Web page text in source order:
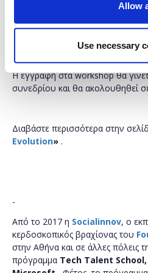
Allow
Use necessary
σχετικά με τον τρόπο που η
και να συμμετέχουν σε
εκπαίδευσης όπωςMindcraft,
Η εγγραφή σταworkshopθα
συνεδρίου και θα ακολουθηθεί
Διαβάστε περισσότερα στην
Evolution» .
-
Από το 2017 η Socialinnov, ο
κερδοσκοπικός βραχίονας του
στην Αθήνα και σε άλλες πόλεις
πρόγραμμα Tech Talent School,